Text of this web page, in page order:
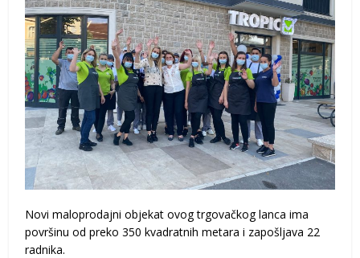
Novi maloprodajni objekat ovog trgovačkog lanca ima
površinu od preko 350 kvadratnih metara i zapošljava 22
radnika.